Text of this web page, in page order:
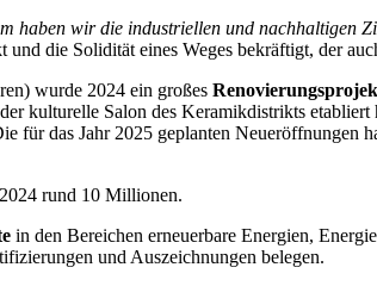
wir die industriellen und nachhaltigen
die Solidität eines Weges bekräftigt, der
wurde 2024 ein großes
kulturelle Salon des Keramikdistrikts etabliert
das Jahr 2025 geplanten Neueröffnungen
rund 10 Millionen.
in den Bereichen erneuerbare Energien,
und Auszeichnungen belegen.